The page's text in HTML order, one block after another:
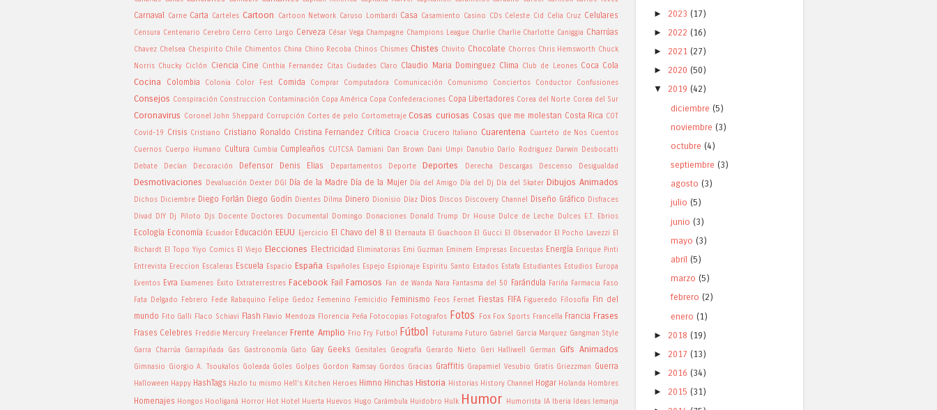
Carnaval Carne Carta Carteles Cartoon Cartoon Network Caruso Lombardi Casa Casamiento Casino CDs Celeste Cid Celia Cruz Celulares
Censura Centenario Cerebro Cerro Cerro Largo Cerveza César Vega Champagne Champions League Charlie Charlie Charlotte Caniggia Charrúas
Chavez Chelsea Chespirito Chile Chimentos China Chino Recoba Chinos Chismes Chistes Chivito Chocolate Chorros Chris Hemsworth Chuck
Norris Chucky Ciclón Ciencia Cine Cinthia Fernandez Citas Ciudades Claro Claudio Maria Dominguez Clima Club de Leones Coca Cola
Cocina Colombia Colonia Color Fest Comida Comprar Computadora Comunicación Comunismo Conciertos Conductor Confusiones
Consejos Conspiración Construccion Contaminación Copa América Copa Confederaciones Copa Libertadores Corea del Norte Corea del Sur
Coronavirus Coronel John Sheppard Corrupción Cortes de pelo Cortometraje Cosas curiosas Cosas que me molestan Costa Rica COT
Covid-19 Crisis Cristiano Cristiano Ronaldo Cristina Fernandez Crítica Croacia Crucero Italiano Cuarentena Cuarteto de Nos Cuentos
Cuernos Cuerpo Humano Cultura Cumbia Cumpleaños CUTCSA Damiani Dan Brown Dani Umpi Danubio Darío Rodriguez Darwin Desbocatti
Debate
Decían Decoración Defensor Denis Elias Departamentos Deporte Deportes Derecha Descargas Descenso Desigualdad
Desmotivaciones Devaluación Dexter DGI Día de la Madre Día de la Mujer Día del Amigo Día del Dj Día del Skater Dibujos Animados
Dichos Diciembre Diego Forlán Diego Godín Dientes Dilma Dinero Dionisio Díaz Dios Discos Discovery Channel Diseño Gráfico Disfraces
Divad
DIY Dj Piloto Djs Docente Doctores Documental Domingo Donaciones Donald Trump Dr House Dulce de Leche Dulces E.T. Ebrios
Ecología Economía Ecuador Educación EEUU Ejercicio El Chavo del 8 El Eternauta El Guachoon El Gucci El Observador El Pocho Lavezzi El
Richardt El Topo Yiyo Comics El Viejo Elecciones Electricidad Eliminatorias Emi Guzman Eminem Empresas Encuestas Energía Enrique Pinti
Entrevista Ereccion Escaleras Escuela Espacio España Españoles Espejo Espionaje Espiritu Santo Estados Estafa Estudiantes Estudios Europa
Eventos Evra Examenes Éxito Extraterrestres Facebook Fail Famosos Fan de Wanda Nara Fantasma del 50 Farándula Fariña Farmacia Faso
Fata Delgado
Febrero Fede Rabaquino Felipe Gedoz Femenino Femicidio Feminismo Feos Fernet Fiestas FIFA Figueredo Filosofía Fin del
mundo Fito Galli Flaco Schiavi Flash Flavio Mendoza Florencia Peña Fotocopias Fotografos Fotos Fox Fox Sports Francella Francia Frases
Frases Celebres Freddie Mercury Freelancer Frente Amplio Frio Fry Futbol Fútbol Futurama Futuro Gabriel Garcia Marquez Gangman Style
Garra Charrúa
Garrapiñada Gas Gastronomía Gato Gay Geeks Genitales Geografía Gerardo Nieto Geri Halliwell German Gifs Animados
Gimnasio Giorgio A. Tsoukalos Goleada Goles Golpes Gordon Ramsay Gordos Gracias Graffitis Grapamiel Vesubio Gratis Griezzman Guerra
Halloween Happy HashTags Hazlo tu mismo Hell's Kitchen Heroes Himno Hinchas Historia Historias History Channel Hogar Holanda Hombres
Homenajes Hongos Hooliganá Horror Hot Hotel Huerta Huevos Hugo Carámbula Huidobro Hulk Humor Humorista IA Iberia Ideas Iemanja
► 2023 (17)
► 2022 (16)
► 2021 (27)
► 2020 (50)
▼
2019 (42)
diciembre (5)
noviembre (3)
octubre (4)
septiembre (3)
agosto (3)
julio (5)
junio (3)
mayo (3)
abril (5)
marzo (5)
febrero (2)
enero (1)
► 2018 (19)
► 2017 (13)
► 2016 (34)
► 2015 (31)